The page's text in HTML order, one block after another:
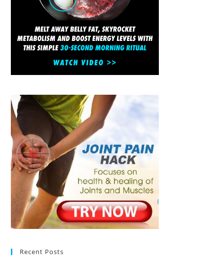
Recent Posts